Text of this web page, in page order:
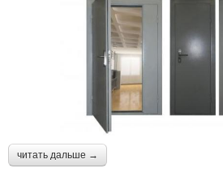
читать дальше →